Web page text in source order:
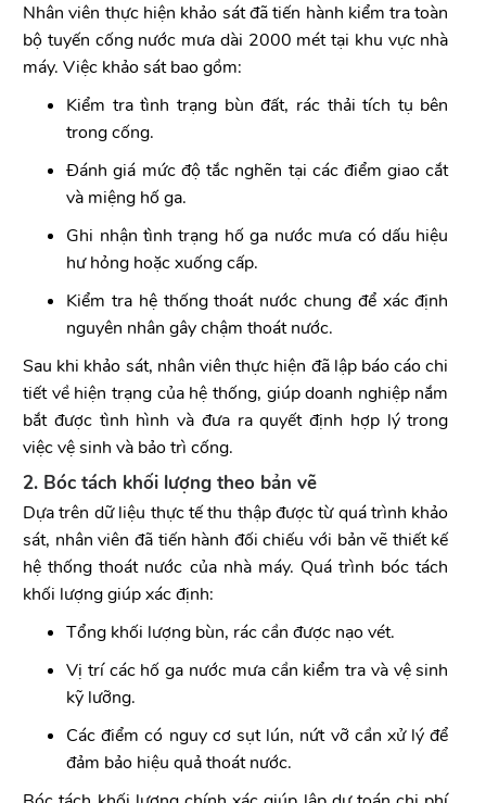
Nhân viên thực hiện khảo sát đã tiến hành kiểm tra toàn
bộ tuyến cống nước mưa dài 2000 mét tại khu vực nhà
máy. Việc khảo sát bao gồm:
Kiểm tra tình trạng bùn đất, rác thải tích tụ bên
trong cống.
Đánh giá mức độ tắc nghẽn tại các điểm giao cắt
và miệng hố ga.
Ghi nhận tình trạng hố ga nước mưa có dấu hiệu
hư hỏng hoặc xuống cấp.
Kiểm tra hệ thống thoát nước chung để xác định
nguyên nhân gây chậm thoát nước.
Sau khi khảo sát, nhân viên thực hiện đã lập báo cáo chi
tiết về hiện trạng của hệ thống, giúp doanh nghiệp nắm
bắt được tình hình và đưa ra quyết định hợp lý trong
việc vệ sinh và bảo trì cống.
2. Bóc tách khối lượng theo bản vẽ
Dựa trên dữ liệu thực tế thu thập được từ quá trình khảo
sát, nhân viên đã tiến hành đối chiếu với bản vẽ thiết kế
hệ thống thoát nước của nhà máy. Quá trình bóc tách
khối lượng giúp xác định:
Tổng khối lượng bùn, rác cần được nạo vét.
Vị trí các hố ga nước mưa cần kiểm tra và vệ sinh
kỹ lưỡng.
Các điểm có nguy cơ sụt lún, nứt vỡ cần xử lý để
đảm bảo hiệu quả thoát nước.